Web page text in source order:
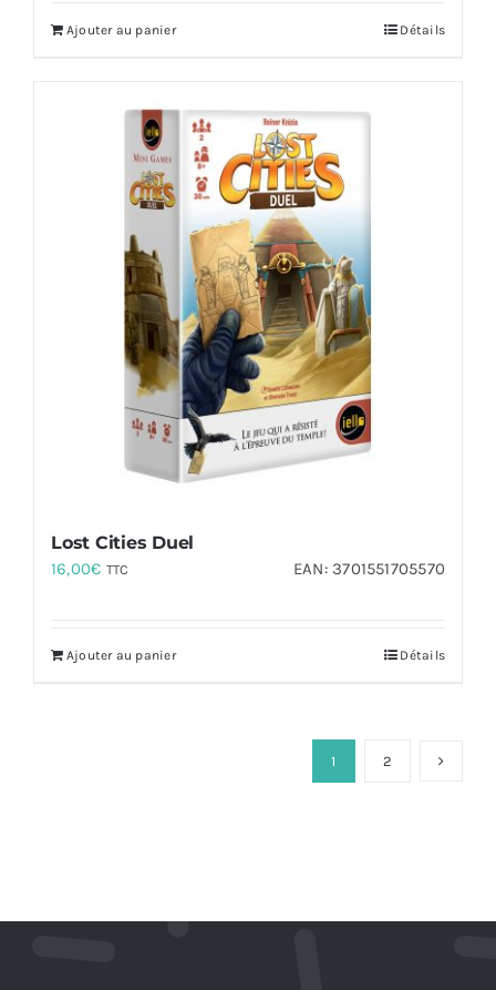
Ajouter au panier Détails
Lost Cities Duel
16,00€ TTC EAN:3701551705570
Ajouter au panier Détails
1 2